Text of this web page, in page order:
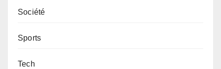
Société
Sports
Tech